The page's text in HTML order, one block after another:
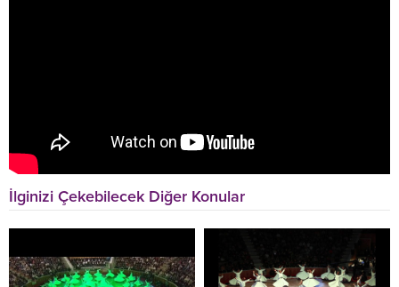
İlginizi Çekebilecek Diğer Konular